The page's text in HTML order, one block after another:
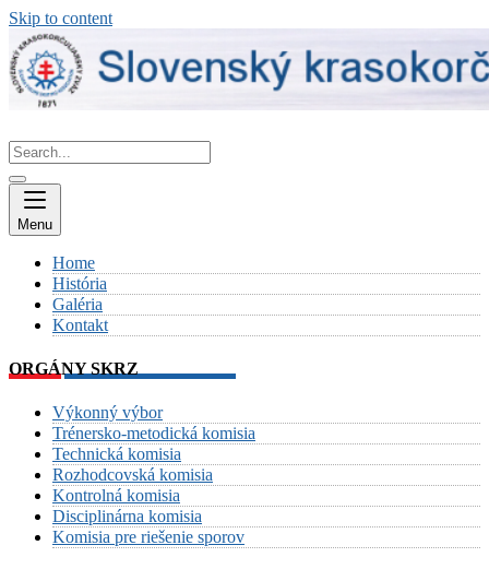
Skip to content
Menu
Home
História
Galéria
Kontakt
ORGÁNY SKRZ
Výkonný výbor
Trénersko-metodická komisia
Technická komisia
Rozhodcovská komisia
Kontrolná komisia
Disciplinárna komisia
Komisia pre riešenie sporov